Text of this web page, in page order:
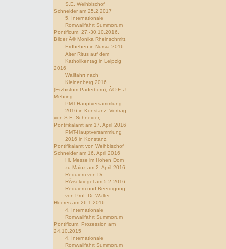
S.E. Weihbischof
Schneider am 25.2.2017
5. Internationale
Romwallfahrt Summorum
Pontificum, 27.-30.10.2016.
Bilder Â© Monika Rheinschmitt.
Erdbeben in Nursia 2016
Alter Ritus auf dem
Katholikentag in Leipzig
2016
Wallfahrt nach
Kleinenberg 2016
(Erzbistum Paderborn), Â© F.-J.
Mehring
PMT-Hauptversammlung
2016 in Konstanz, Vortrag
von S.E. Schneider,
Pontifikalamt am 17. April 2016
PMT-Hauptversammlung
2016 in Konstanz,
Pontifikalamt von Weihbischof
Schneider am 16. April 2016
Hl. Messe im Hohen Dom
zu Mainz am 2. April 2016
Requiem von Dr.
RÃ¼ckriegel am 5.2.2016
Requiem und Beerdigung
von Prof. Dr. Walter
Hoeres am 26.1.2016
4. Internationale
Romwallfahrt Summorum
Pontificum, Prozession am
24.10.2015
4. Internationale
Romwallfahrt Summorum